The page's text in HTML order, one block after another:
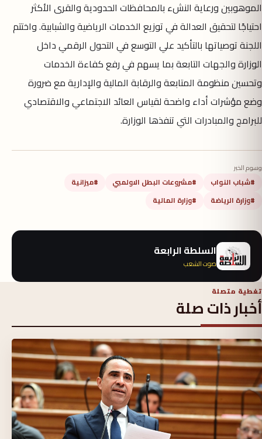
الموهوبين ورعاية النشء بالمحافظات الحدودية والقرى الأكثر
احتياجًا لتحقيق العدالة في توزيع الخدمات الرياضية والشبابية. واختتم
اللجنة توصياتها بالتأكيد علي التوسع في التحول الرقمي داخل
الوزارة والجهات التابعة بما يسهم في رفع كفاءة الخدمات
وتحسين منظومة المتابعة والرقابة المالية والإدارية مع ضرورة
وضع مؤشرات أداء واضحة لقياس العائد الاجتماعي والاقتصادي
للبرامج والمبادرات التي تنفذها الوزارة.
وسوم الخبر
#شباب النواب #مشروعات البطل الاولمبي
#ميزانية
#وزارة الرياضة
#وزارة المالية
السلطة الرابعة
صوت الشعب
تغطية متصلة
أخبار ذات صلة